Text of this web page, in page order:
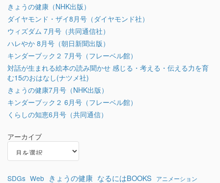
きょうの健康（NHK出版）
ダイヤモンド・ザイ8月号（ダイヤモンド社）
ウィズダム 7月号（共同通信社）
ハレやか 8月号（朝日新聞出版）
キンダーブック２ 7月号（フレーベル館）
対話が生まれる絵本の読み聞かせ 感じる・考える・伝える力を育
む15のおはなし(ナツメ社)
きょうの健康7月号（NHK出版）
キンダーブック２ 6月号（フレーベル館）
くらしの知恵6月号（共同通信）
アーカイブ
SDGs Web きょうの健康 なるにはBOOKS アニメーション